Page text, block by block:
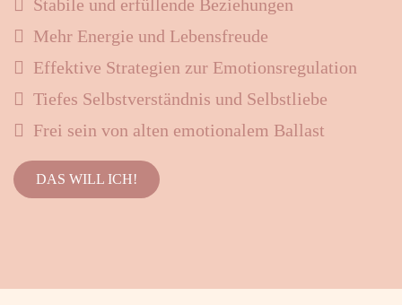
Stabile und erfüllende Beziehungen
Mehr Energie und Lebensfreude
Effektive Strategien zur Emotionsregulation
Tiefes Selbstverständnis und Selbstliebe
Frei sein von alten emotionalem Ballast
DAS WILL ICH!